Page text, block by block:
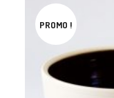
PROMO !